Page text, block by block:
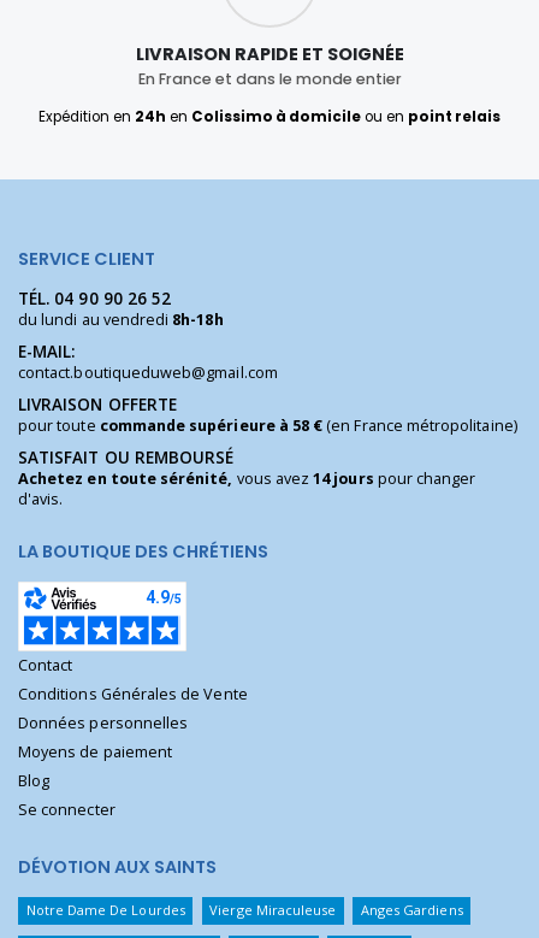
LIVRAISON RAPIDE ET SOIGNÉE
En France et dans le monde entier
Expédition en 24h en Colissimo à domicileou en point relais
SERVICE CLIENT
TÉL. 04 90 90 26 52
du lundi au vendredi 8h-18h
E-MAIL:
contact.boutiqueduweb@gmail.com
LIVRAISON OFFERTE
pour toute commande supérieure à 58 €(en France métropolitaine)
SATISFAIT OU REMBOURSÉ
Achetez en toute sérénité, vous avez14 jours pour changer
d'avis.
LA BOUTIQUE DES CHRÉTIENS
Contact
Conditions Générales de Vente
Données personnelles
Moyens de paiement
Blog
Se connecter
DÉVOTION AUX SAINTS
Notre Dame De Lourdes Vierge Miraculeuse Anges Gardiens